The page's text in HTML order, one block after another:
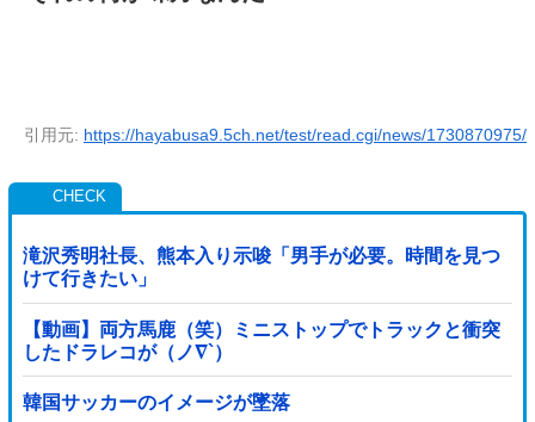
引用元: https://hayabusa9.5ch.net/test/read.cgi/news/1730870975/
滝沢秀明社長、熊本入り示唆「男手が必要。時間を見つ
けて行きたい」
【動画】両方馬鹿（笑）ミニストップでトラックと衝突
したドラレコが（ノ∇`）
韓国サッカーのイメージが墜落